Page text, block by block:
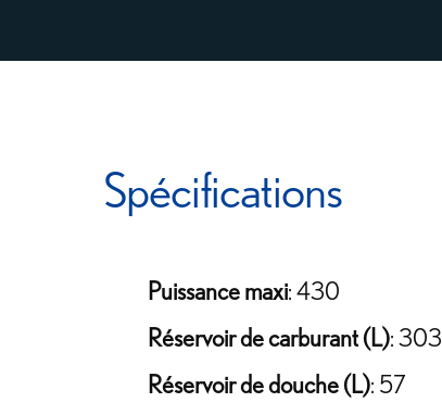
Spécifications
Puissance maxi: 430
Réservoir de carburant (L): 303
Réservoir de douche (L): 57